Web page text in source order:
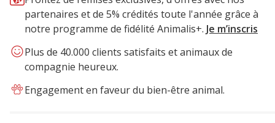
partenaires et de 5% crédités toute l'année grâce à
notre programme de fidélité Animalis+. Je m’inscris
Plus de 40.000 clients satisfaits et animaux de
compagnie heureux.
Engagement en faveur du bien-être animal.